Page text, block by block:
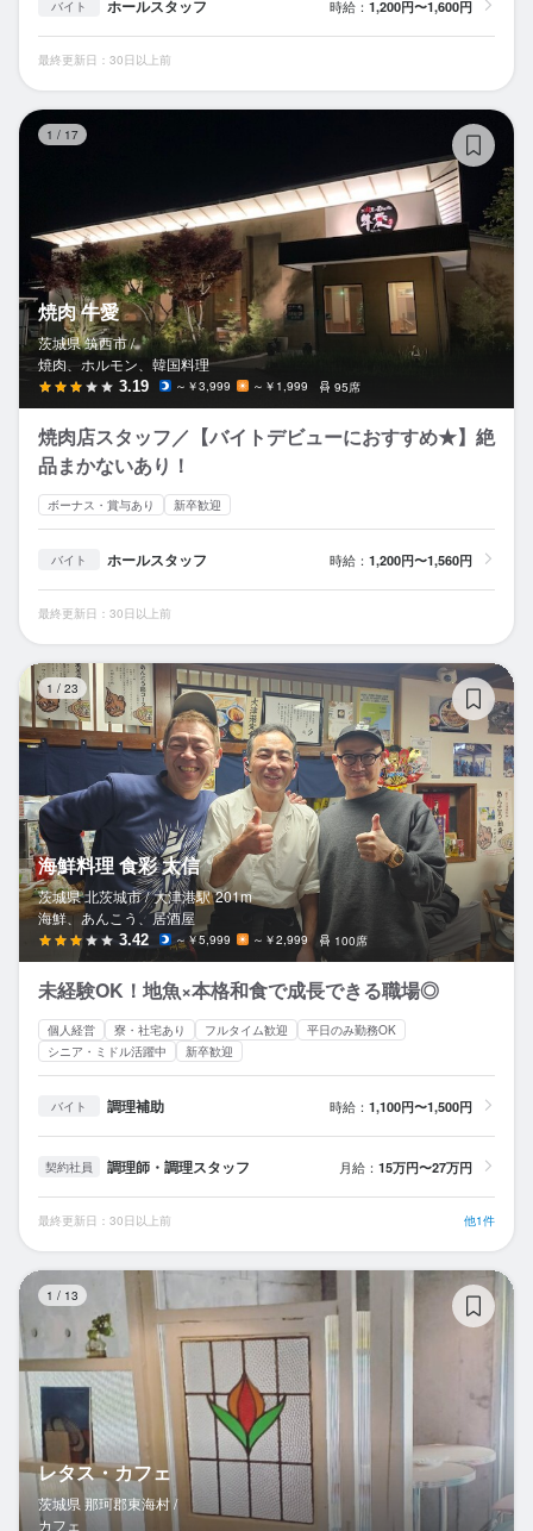
バイト ホールスタッフ 時給： 1,200円〜1,600円
最終更新日：30日以上前
1 / 17
焼肉 牛愛
茨城県 筑西市 /
焼肉、ホルモン、韓国料理
3.19 ～￥3,999 ～￥1,999 95席
焼肉店スタッフ／【バイトデビューにおすすめ★】絶
品まかないあり！
ボーナス・賞与あり 新卒歓迎
バイト ホールスタッフ 時給： 1,200円〜1,560円
最終更新日：30日以上前
1 / 23
海鮮料理 食彩 太信
茨城県 北茨城市 / 大津港駅 201m
海鮮、あんこう、居酒屋
3.42 ～￥5,999 ～￥2,999 100席
未経験OK！地魚×本格和食で成長できる職場◎
個人経営 寮・社宅あり フルタイム歓迎
平日のみ勤務OK
シニア・ミドル活躍中
新卒歓迎
バイト 調理補助 時給： 1,100円〜1,500円
契約社員 調理師・調理スタッフ 月給： 15万円〜27万円
最終更新日：30日以上前 他1件
1 / 13
レタス・カフェ
茨城県 那珂郡東海村 /
カフェ